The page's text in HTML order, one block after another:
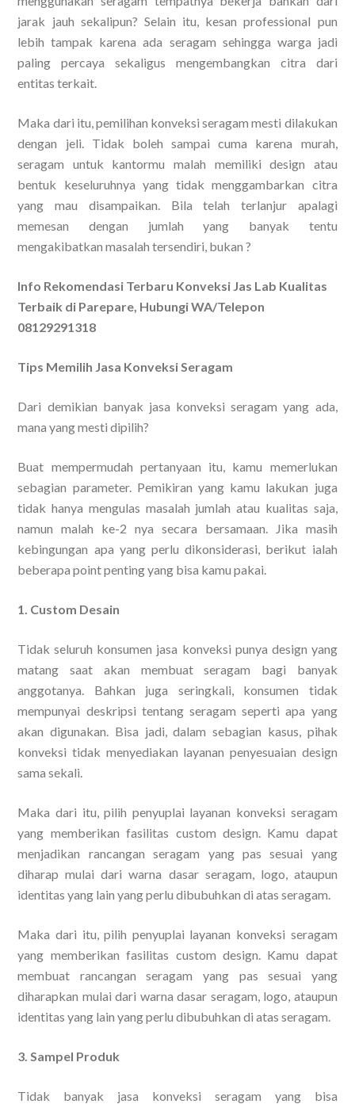
jarak jauh sekalipun? Selain itu, kesan professional pun
lebih tampak karena ada seragam sehingga warga jadi
paling percaya sekaligus mengembangkan citra dari
entitas terkait.
Maka dari itu, pemilihan konveksi seragam mesti dilakukan
dengan jeli. Tidak boleh sampai cuma karena murah,
seragam untuk kantormu malah memiliki design atau
bentuk keseluruhnya yang tidak menggambarkan citra
yang mau disampaikan. Bila telah terlanjur apalagi
memesan dengan jumlah yang banyak tentu
mengakibatkan masalah tersendiri, bukan ?
Info Rekomendasi Terbaru Konveksi Jas Lab Kualitas
Terbaik di Parepare, Hubungi WA/Telepon
08129291318
Tips Memilih Jasa Konveksi Seragam
Dari demikian banyak jasa konveksi seragam yang ada,
mana yang mesti dipilih?
Buat mempermudah pertanyaan itu, kamu memerlukan
sebagian parameter. Pemikiran yang kamu lakukan juga
tidak hanya mengulas masalah jumlah atau kualitas saja,
namun malah ke-2 nya secara bersamaan. Jika masih
kebingungan apa yang perlu dikonsiderasi, berikut ialah
beberapa point penting yang bisa kamu pakai.
1. Custom Desain
Tidak seluruh konsumen jasa konveksi punya design yang
matang saat akan membuat seragam bagi banyak
anggotanya. Bahkan juga seringkali, konsumen tidak
mempunyai deskripsi tentang seragam seperti apa yang
akan digunakan. Bisa jadi, dalam sebagian kasus, pihak
konveksi tidak menyediakan layanan penyesuaian design
sama sekali.
Maka dari itu, pilih penyuplai layanan konveksi seragam
yang memberikan fasilitas custom design. Kamu dapat
menjadikan rancangan seragam yang pas sesuai yang
diharap mulai dari warna dasar seragam, logo, ataupun
identitas yang lain yang perlu dibubuhkan di atas seragam.
Maka dari itu, pilih penyuplai layanan konveksi seragam
yang memberikan fasilitas custom design. Kamu dapat
membuat rancangan seragam yang pas sesuai yang
diharapkan mulai dari warna dasar seragam, logo, ataupun
identitas yang lain yang perlu dibubuhkan di atas seragam.
3. Sampel Produk
Tidak banyak jasa konveksi seragam yang bisa